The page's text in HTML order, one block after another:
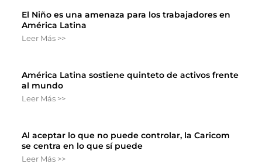
El Niño es una amenaza para los trabajadores en
América Latina
Leer Más >>
América Latina sostiene quinteto de activos frente
al mundo
Leer Más >>
Al aceptar lo que no puede controlar, la Caricom
se centra en lo que sí puede
Leer Más >>